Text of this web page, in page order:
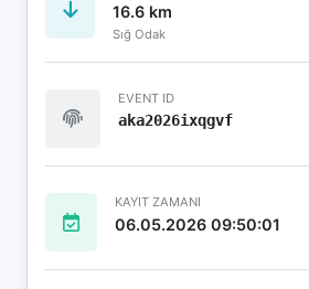
16.6 km
Sığ Odak
EVENT ID
aka2026ixqgvf
KAYIT ZAMANI
06.05.2026 09:50:01